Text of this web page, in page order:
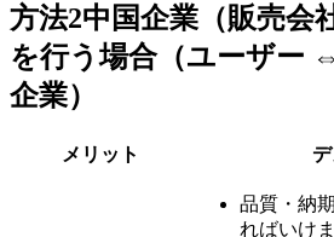
方法2中国企業（販売会
を行う場合（ユーザー
企業）
メリット
品質・納
ればいけ